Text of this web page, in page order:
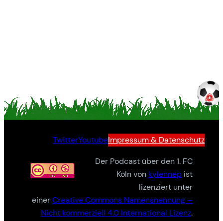
TwitterYoutubeImpressum & Datenschutz
Der Podcast über den 1. FC
Köln von kylennep ist
lizenziert unter
einerCreative Commons Namensnennung –
Nicht kommerziell 4.0 International Lizenz.